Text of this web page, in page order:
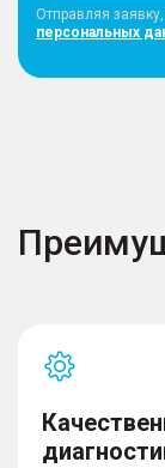
Отправляя
персональных